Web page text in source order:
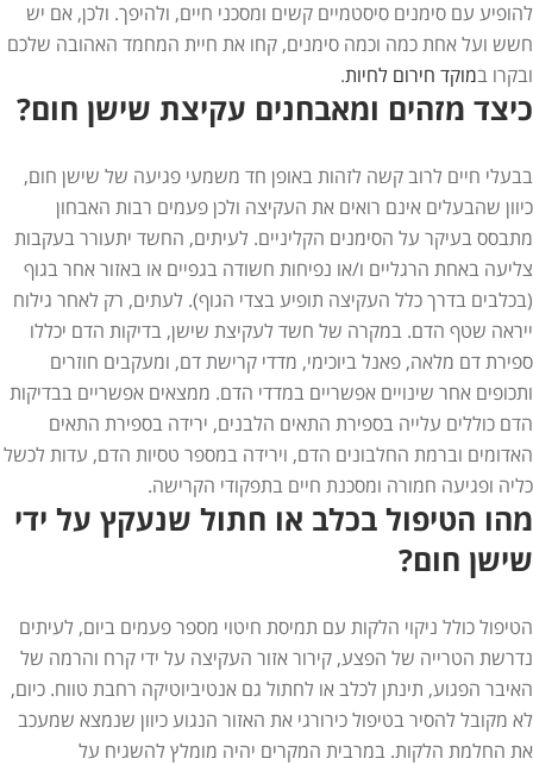
להופיע עם סימנים סיסטמיים קשים ומסכני חיים, ולהיפך. ולכן, אם יש
חשש ועל אחת כמה וכמה סימנים, קחו את חיית המחמד האהובה שלכם
ובקרו במוקד חירום לחיות.
כיצד מזהים ומאבחנים עקיצת שישן חום?
בבעלי חיים לרוב קשה לזהות באופן חד משמעי פגיעה של שישן חום,
כיוון שהבעלים אינם רואים את העקיצה ולכן פעמים רבות האבחון
מתבסס בעיקר על הסימנים הקליניים. לעיתים, החשד יתעורר בעקבות
צליעה באחת הרגליים ו/או נפיחות חשודה בגפיים או באזור אחר בגוף
(בכלבים בדרך כלל העקיצה תופיע בצדי הגוף). לעתים, רק לאחר גילוח
ייראה שטף הדם. במקרה של חשד לעקיצת שישן, בדיקות הדם יכללו
ספירת דם מלאה, פאנל ביוכימי, מדדי קרישת דם, ומעקבים חוזרים
ותכופים אחר שינויים אפשריים במדדי הדם. ממצאים אפשריים בבדיקות
הדם כוללים עלייה בספירת התאים הלבנים, ירידה בספירת התאים
האדומים וברמת החלבונים הדם, וירידה במספר טסיות הדם, עדות לכשל
כליה ופגיעה חמורה ומסכנת חיים בתפקודי הקרישה.
מהו הטיפול בכלב או חתול שנעקץ על ידי
שישן חום?
הטיפול כולל ניקוי הלקות עם תמיסת חיטוי מספר פעמים ביום, לעיתים
נדרשת הטרייה של הפצע, קירור אזור העקיצה על ידי קרח והרמה של
האיבר הפגוע, תינתן לכלב או לחתול גם אנטיביוטיקה רחבת טווח. כיום,
לא מקובל להסיר בטיפול כירורגי את האזור הנגוע כיוון שנמצא שמעכב
את החלמת הלקות. במרבית המקרים יהיה מומלץ להשגיח על